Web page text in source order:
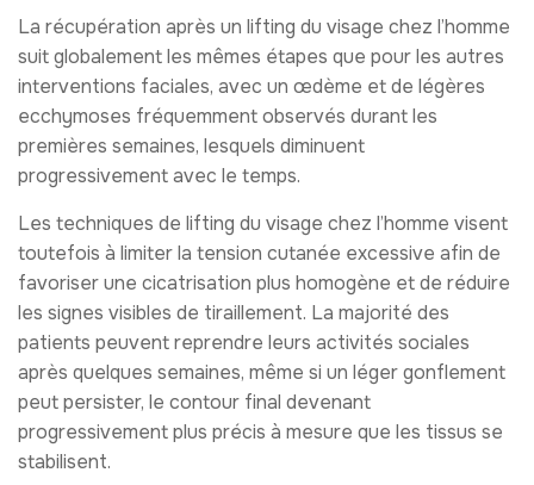
La récupération après un lifting du visage chez l’homme
suit globalement les mêmes étapes que pour les autres
interventions faciales, avec un œdème et de légères
ecchymoses fréquemment observés durant les
premières semaines, lesquels diminuent
progressivement avec le temps.
Les techniques de lifting du visage chez l’homme visent
toutefois à limiter la tension cutanée excessive afin de
favoriser une cicatrisation plus homogène et de réduire
les signes visibles de tiraillement. La majorité des
patients peuvent reprendre leurs activités sociales
après quelques semaines, même si un léger gonflement
peut persister, le contour final devenant
progressivement plus précis à mesure que les tissus se
stabilisent.